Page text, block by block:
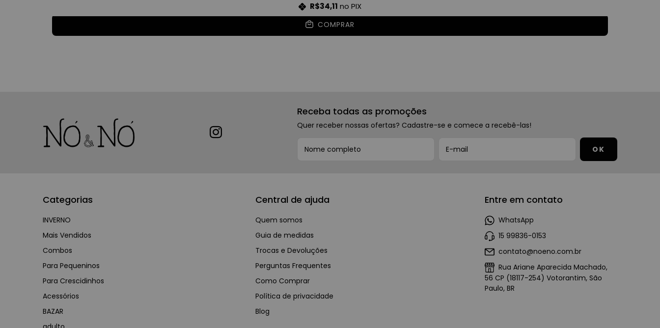
R$34,11 no PIX
COMPRAR
Receba todas as promoções
Quer receber nossas ofertas? Cadastre-se e comece a recebê-las!
Categorias
INVERNO
Mais Vendidos
Combos
Para Pequeninos
Para Crescidinhos
Acessórios
BAZAR
Central de ajuda
Quem somos
Guia de medidas
Trocas e Devoluções
Perguntas Frequentes
Como Comprar
Política de privacidade
Blog
Entre em contato
WhatsApp
15 99836-0153
contato@noeno.com.br
Rua Ariane Aparecida Machado,
56 CP (18117-254) Votorantim, São
Paulo, BR